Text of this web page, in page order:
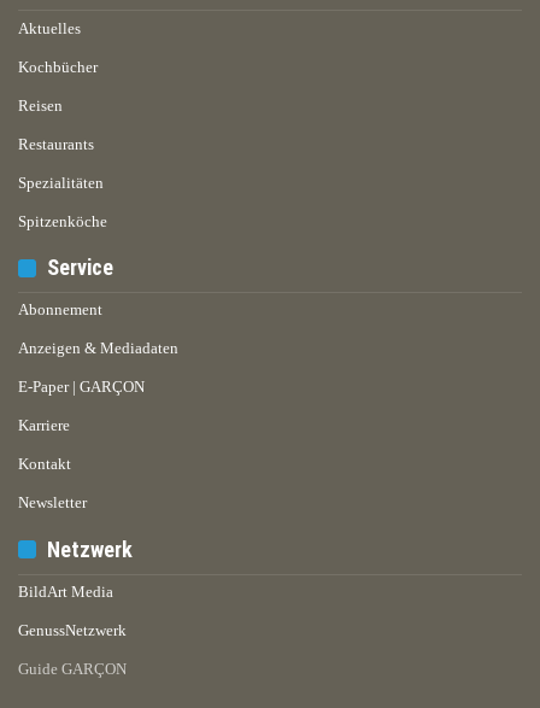
Aktuelles
Kochbücher
Reisen
Restaurants
Spezialitäten
Spitzenköche
Service
Abonnement
Anzeigen & Mediadaten
E-Paper | GARÇON
Karriere
Kontakt
Newsletter
Netzwerk
BildArt Media
GenussNetzwerk
Guide GARÇON